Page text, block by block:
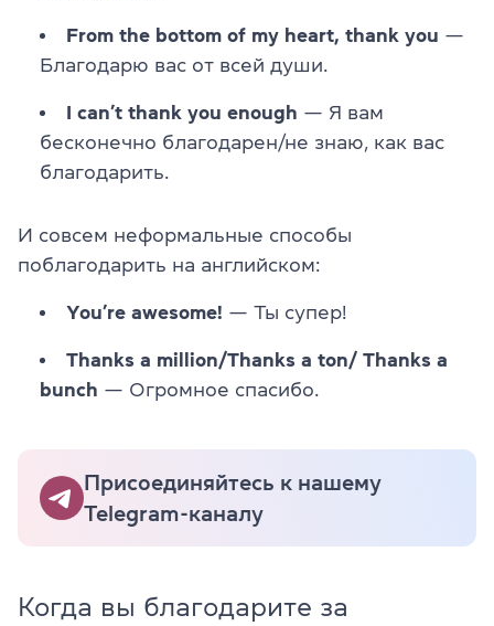
From the bottom of my heart, thank you —
Благодарю вас от всей души.
I can’t thank you enough — Я вам
бесконечно благодарен/не знаю, как вас
благодарить.
И совсем неформальные способы
поблагодарить на английском:
You’re awesome! — Ты супер!
Thanks a million/Thanks a ton/ Thanks a
bunch — Огромное спасибо.
Присоединяйтесь к нашему
Telegram-каналу
Когда вы благодарите за